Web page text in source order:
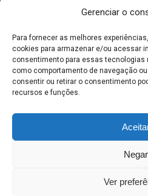
Gerenciar o
Para fornecer as melhores
cookies para armazenar e/ou acessar
consentimento para essas tecnologias
como comportamento de navegação
consentir ou retirar o consentimento
recursos e funções.
Negar
Ver
MAPA DO SITE
SEDE DO